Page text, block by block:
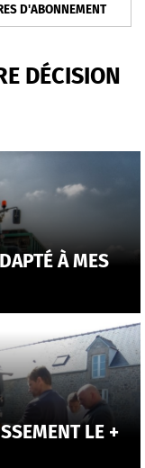
D'ABONNEMENT
DÉCISION
À MES
LE +